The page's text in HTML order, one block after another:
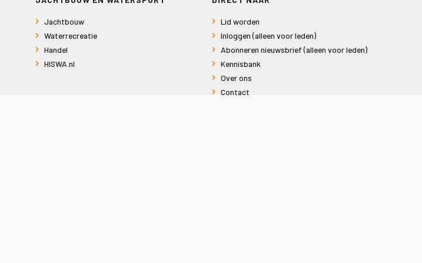
Jachtbouw
Waterrecreatie
Handel
HISWA.nl
Lid worden
Inloggen (alleen voor leden)
Abonneren nieuwsbrief (alleen voor leden)
Kennisbank
Over ons
Contact